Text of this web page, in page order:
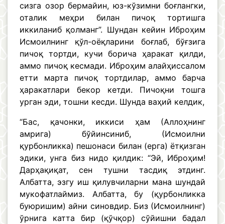
сизга озор бермайин, юз-кўзимни боғлангки,
оталик меҳри билан пичоқ тортишга
иккиланиб қолманг”. Шундан кейин Иброҳим
Исмоилнинг қўл-оёқларини боғлаб, бўғзига
пичоқ тортди, кучи борича ҳаракат қилди,
аммо пичоқ кесмади. Иброҳим алайҳиссалом
етти марта пичоқ тортдилар, аммо барча
ҳаракатлари бекор кетди. Пичоқни тошга
урган эди, тошни кесди. Шунда ваҳий келдик,
“Бас, қачонки, иккиси ҳам (Аллоҳнинг
амрига) бўйинсиниб, (Исмоилни
қурбонликка) пешонаси билан (ерга) ётқизган
эдики, унга биз нидо қилдик: “Эй, Иброҳим!
Дарҳақиқат, сен тушни тасдиқ этдинг.
Албатта, эзгу иш қилувчиларни мана шундай
мукофатлаймиз. Албатта, бу (қурбонликка
буюришим) айни синовдир. Биз (Исмоилнинг)
ўрнига катта бир (қўчқор) сўйишни бадал